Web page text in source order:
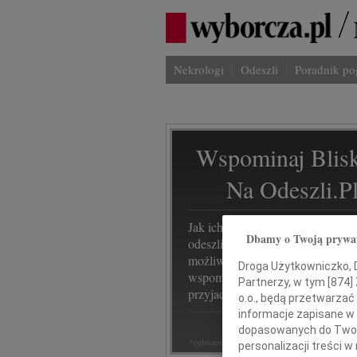
Nekrologi Odeszli Poradnik
Wspominaj
Na
Jak ich zapamiętaliśmy? Serwis
odeszli.pl z Grupy Wyborcza, to
możliwość stworzenia unikalnego
wspomnienia. Dziel się nim z
przyjaciółmi.
*ogłoszenie
Dbamy o Twoją
Droga Użytkowniczko,
Partnerzy, w tym [ 874
o.o., będą
informacje zapisane
dopasowanych do
personalizacji treści w